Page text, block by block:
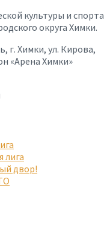
культуры и спорта
округа Химки.
г. Химки, ул. Кирова,
«Арена Химки»
лига
двор!